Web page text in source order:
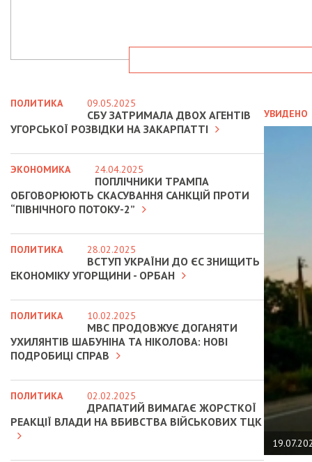
УВИДЕНО
ПОЛИТИКА 09.05.2025
СБУ ЗАТРИМАЛА ДВОХ АГЕНТІВ
УГОРСЬКОЇ РОЗВІДКИ НА ЗАКАРПАТТІ
ЭКОНОМИКА 24.04.2025
ПОПЛІЧНИКИ ТРАМПА
ОБГОВОРЮЮТЬ СКАСУВАННЯ САНКЦІЙ ПРОТИ
“ПІВНІЧНОГО ПОТОКУ-2”
ПОЛИТИКА 28.02.2025
ВСТУП УКРАЇНИ ДО ЄС ЗНИЩИТЬ
ЕКОНОМІКУ УГОРЩИНИ - ОРБАН
ПОЛИТИКА 10.02.2025
МВС ПРОДОВЖУЄ ДОГАНЯТИ
УХИЛЯНТІВ ШАБУНІНА ТА НІКОЛОВА: НОВІ
ПОДРОБИЦІ СПРАВ
ПОЛИТИКА 02.02.2025
ДРАПАТИЙ ВИМАГАЄ ЖОРСТКОЇ
РЕАКЦІЇ ВЛАДИ НА ВБИВСТВА ВІЙСЬКОВИХ ТЦК